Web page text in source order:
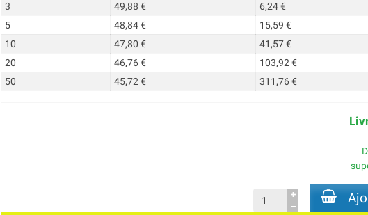
3
49,88 €
6,24 €
5
48,84 €
15,59 €
10
47,80 €
41,57 €
20
46,76 €
103,92 €
50
45,72 € 311,76 €